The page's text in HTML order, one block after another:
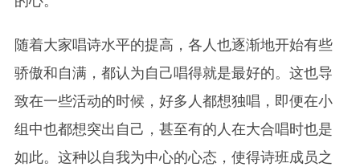
随着大家唱诗水平的提高，各人也逐渐地开始有些
骄傲和自满，都认为自己唱得就是最好的。这也导
致在一些活动的时候，好多人都想独唱，即便在小
组中也都想突出自己，甚至有的人在大合唱时也是
如此。这种以自我为中心的心态，使得诗班成员之